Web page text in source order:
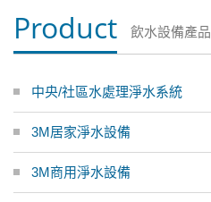
Product 飲水設備產品
中央/社區水處理淨水系統
3M居家淨水設備
3M商用淨水設備